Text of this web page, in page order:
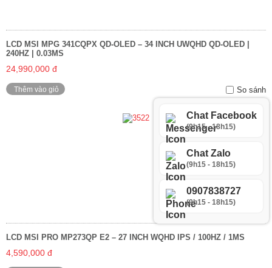
LCD MSI MPG 341CQPX QD-OLED – 34 INCH UWQHD QD-OLED |
240HZ | 0.03MS
24,990,000 đ
Thêm vào giỏ So sánh
LCD MSI PRO MP273QP E2 – 27 INCH WQHD IPS / 100HZ / 1MS
4,590,000 đ
Chat Facebook
(9h15 - 18h15)
Chat Zalo
(9h15 - 18h15)
0907838727
(9h15 - 18h15)